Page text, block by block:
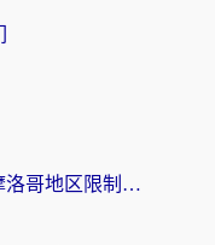
在国外看世界杯法国VS摩洛哥地区限制？这篇指南让你流畅看中文解说无压力